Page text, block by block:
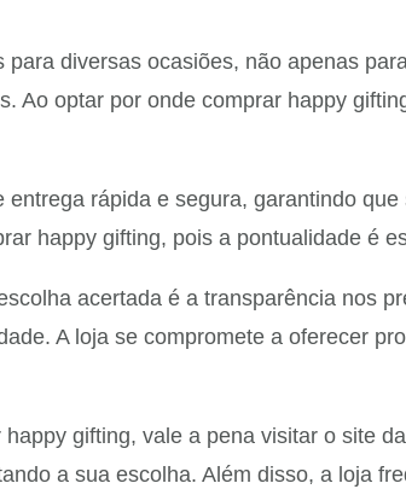
diversas ocasiões, não apenas
Ao optar por onde comprar happy
rápida e segura, garantindo
happy gifting, pois a pontualidade é
acertada é a transparência nos
A loja se compromete a oferecer
gifting, vale a pena visitar o site
a sua escolha. Além disso, a loja